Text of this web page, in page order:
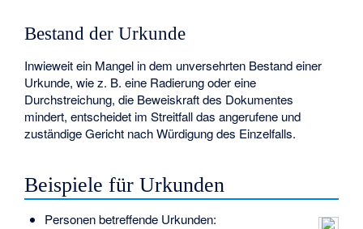
Bestand der Urkunde
Inwieweit ein Mangel in dem unversehrten Bestand einer
Urkunde, wie z. B. eine Radierung oder eine
Durchstreichung, die Beweiskraft des Dokumentes
mindert, entscheidet im Streitfall das angerufene und
zuständige Gericht nach Würdigung des Einzelfalls.
Beispiele für Urkunden
Personen betreffende Urkunden: